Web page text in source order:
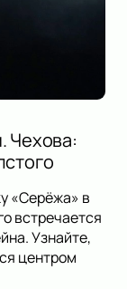
Чехова:
«Серёжа» в
встречается
Узнайте,
центром